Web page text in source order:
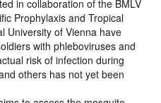
in collaboration of the BMLV
Prophylaxis and Tropical
University of Vienna have
with phleboviruses and
risk of infection during
others has not yet been